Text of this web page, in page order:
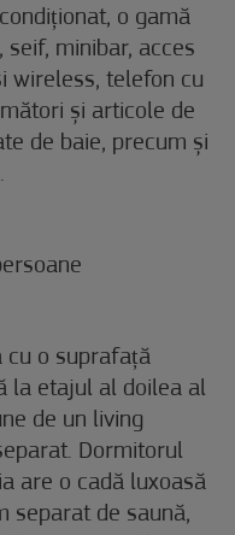
o gamă
seif, minibar, acces
wireless, telefon cu
și articole de
de baie, precum și
cu o suprafață
la etajul al doilea al
de un living
Dormitorul
are o cadă luxoasă
separat de saună,